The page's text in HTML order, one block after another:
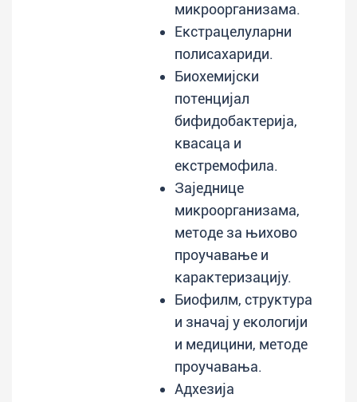
микроорганизама.
Екстрацелуларни
полисахариди.
Биохемијски
потенцијал
бифидобактерија,
квасаца и
екстремофила.
Заједнице
микроорганизама,
методе за њихово
проучавање и
карактеризацију.
Биофилм, структура
и значај у екологији
и медицини, методе
проучавања.
Адхезија